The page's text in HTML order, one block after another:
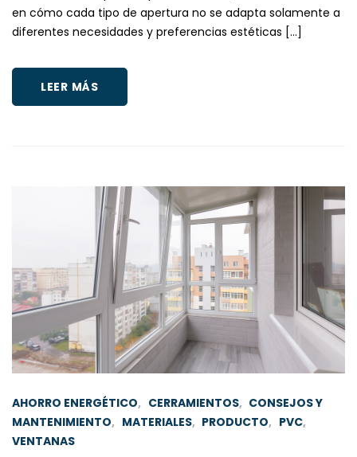
en cómo cada tipo de apertura no se adapta solamente a
diferentes necesidades y preferencias estéticas […]
LEER MÁS
AHORRO ENERGÉTICO, CERRAMIENTOS, CONSEJOS Y
MANTENIMIENTO, MATERIALES, PRODUCTO, PVC,
VENTANAS